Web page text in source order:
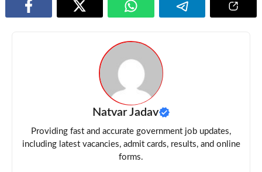
Natvar Jadav
Providing fast and accurate government job updates,
including latest vacancies, admit cards, results, and online
forms.